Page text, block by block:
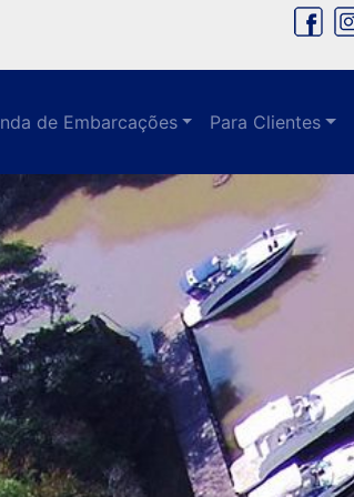
de Embarcações Para Clientes